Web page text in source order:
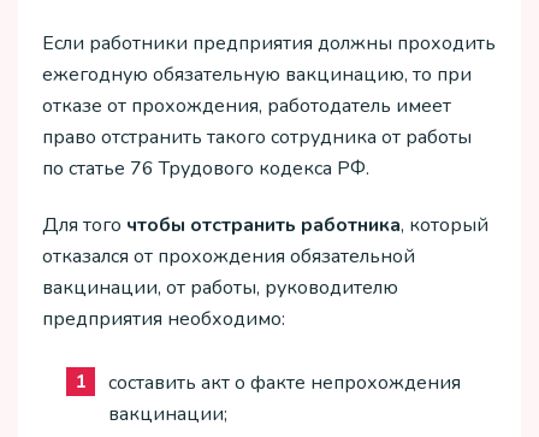
Если работники предприятия должны проходить
ежегодную обязательную вакцинацию, то при
отказе от прохождения, работодатель имеет
право отстранить такого сотрудника от работы
по статье 76 Трудового кодекса РФ.
Для того чтобы отстранить работника, который
отказался от прохождения обязательной
вакцинации, от работы, руководителю
предприятия необходимо:
составить акт о факте непрохождения
вакцинации;